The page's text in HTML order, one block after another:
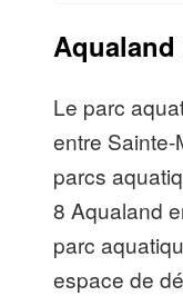
Le parc
entre Sainte-
parcs
8 Aqualand
parc
espace de